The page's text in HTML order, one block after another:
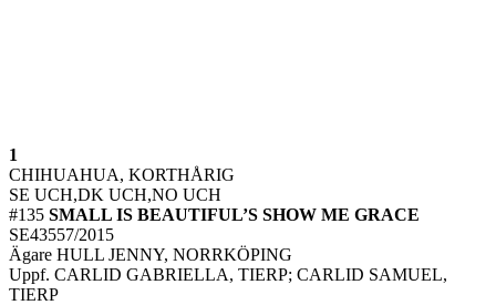
1
CHIHUAHUA, KORTHÅRIG
SE UCH,DK UCH,NO UCH
#135 SMALL IS BEAUTIFUL’S SHOW ME GRACE
SE43557/2015
Ägare HULL JENNY, NORRKÖPING
Uppf. CARLID GABRIELLA, TIERP; CARLID SAMUEL,
TIERP